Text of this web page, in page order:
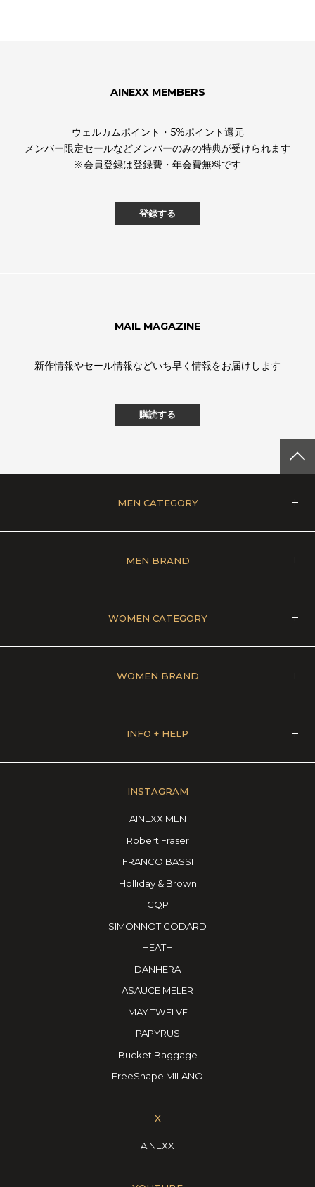
AINEXX MEMBERS
ウェルカムポイント・5%ポイント還元
メンバー限定セールなどメンバーのみの特典が受けられます
※会員登録は登録費・年会費無料です
登録する
MAIL MAGAZINE
新作情報やセール情報などいち早く情報をお届けします
購読する
MEN CATEGORY
MEN BRAND
WOMEN CATEGORY
WOMEN BRAND
INFO + HELP
INSTAGRAM
AINEXX MEN
Robert Fraser
FRANCO BASSI
Holliday & Brown
CQP
SIMONNOT GODARD
HEATH
DANHERA
ASAUCE MELER
MAY TWELVE
PAPYRUS
Bucket Baggage
FreeShape MILANO
X
AINEXX